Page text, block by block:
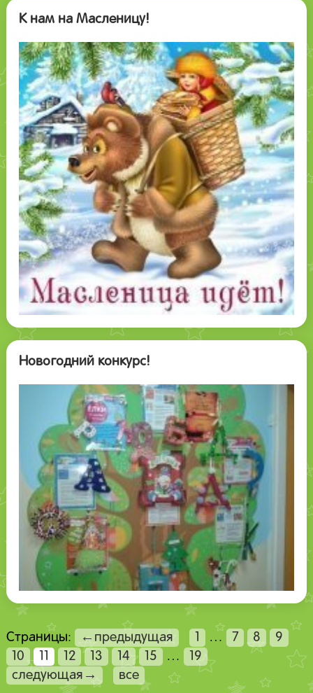
К нам на Масленицу!
Новогодний конкурс!
Страницы: ←предыдущая 1 … 7 8
9
10
11 12 13 14 15 …
19
следующая→
все